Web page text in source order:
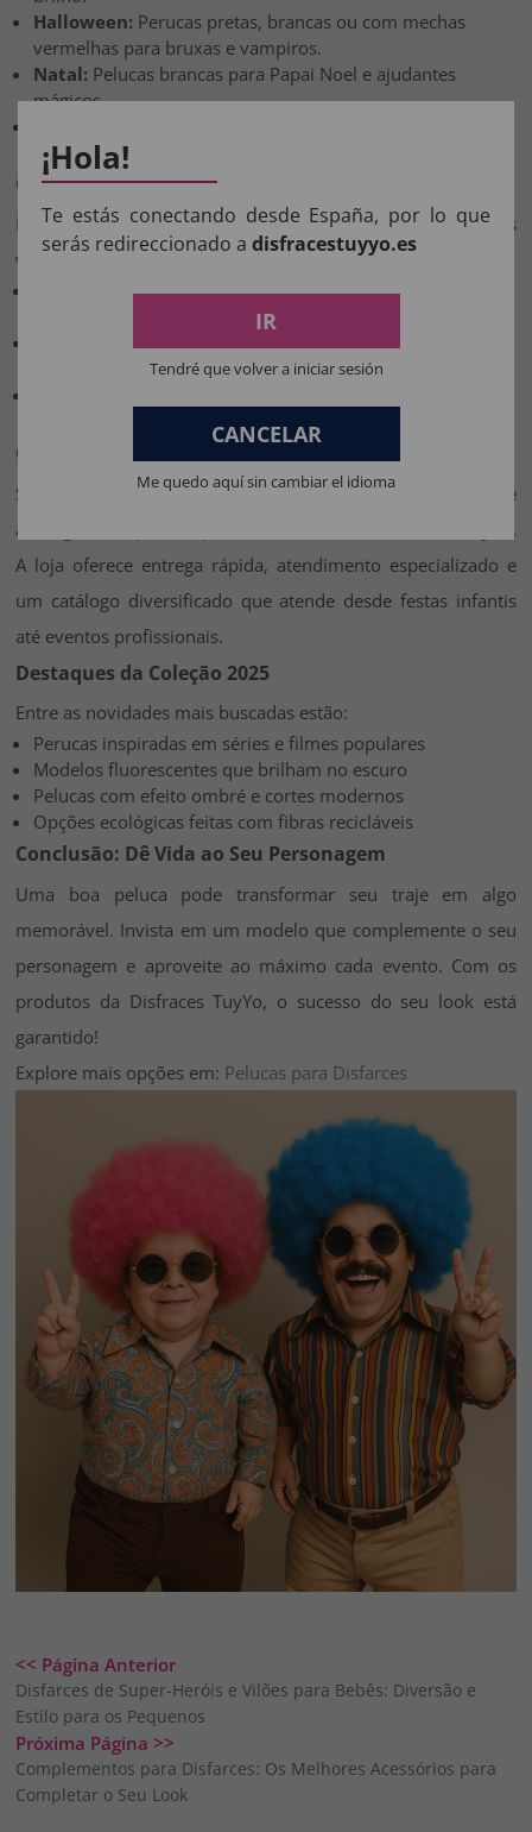
Halloween: Perucas pretas, brancas ou com mechas
vermelhas para bruxas e vampiros.
Natal: Pelucas brancas para Papai Noel e ajudantes
mágicos.
perucas para todos os temas.
Cuidados com a Sua Peruca
Para manter sua peluca em ótimo estado e utilizá-la várias
vezes, siga estas dicas:
Armazenamento:Guarde em embalagem original ou em
suporte próprio para evitar deformações.
Use água morna e sabão neutro. Deixe secar
peruca não for resistente.
Onde Comprar Pelucas de Fantasia?
Se está em busca de qualidade, variedade e bom preço, visite
a categoria de
no site Disfraces TuyYo.
A loja oferece entrega rápida, atendimento especializado e
um catálogo diversificado que atende desde festas infantis
até eventos profissionais.
Destaques da Coleção 2025
Entre as novidades mais buscadas estão:
Perucas inspiradas em séries e filmes populares
Modelos fluorescentes que brilham no escuro
Pelucas com efeito ombré e cortes modernos
Opções ecológicas feitas com fibras recicláveis
Conclusão: Dê Vida ao Seu Personagem
Uma boa peluca pode transformar seu traje em algo
memorável. Invista em um modelo que complemente o seu
personagem e aproveite ao máximo cada evento. Com os
produtos da Disfraces TuyYo, o sucesso do seu look está
garantido!
Explore mais opções em: Pelucas para Disfarces
<< Página Anterior
Disfarces de Super-Heróis e Vilões para Bebês: Diversão e
Estilo para os Pequenos
Próxima Página >>
Complementos para Disfarces: Os Melhores Acessórios para
Completar o Seu Look
¡Hola!
Te estás conectando desde España, por lo que
serás redireccionado a disfracestuyyo.es
IR
Tendré que volver a iniciar sesión
CANCELAR
Me quedo aquí sin cambiar el idioma